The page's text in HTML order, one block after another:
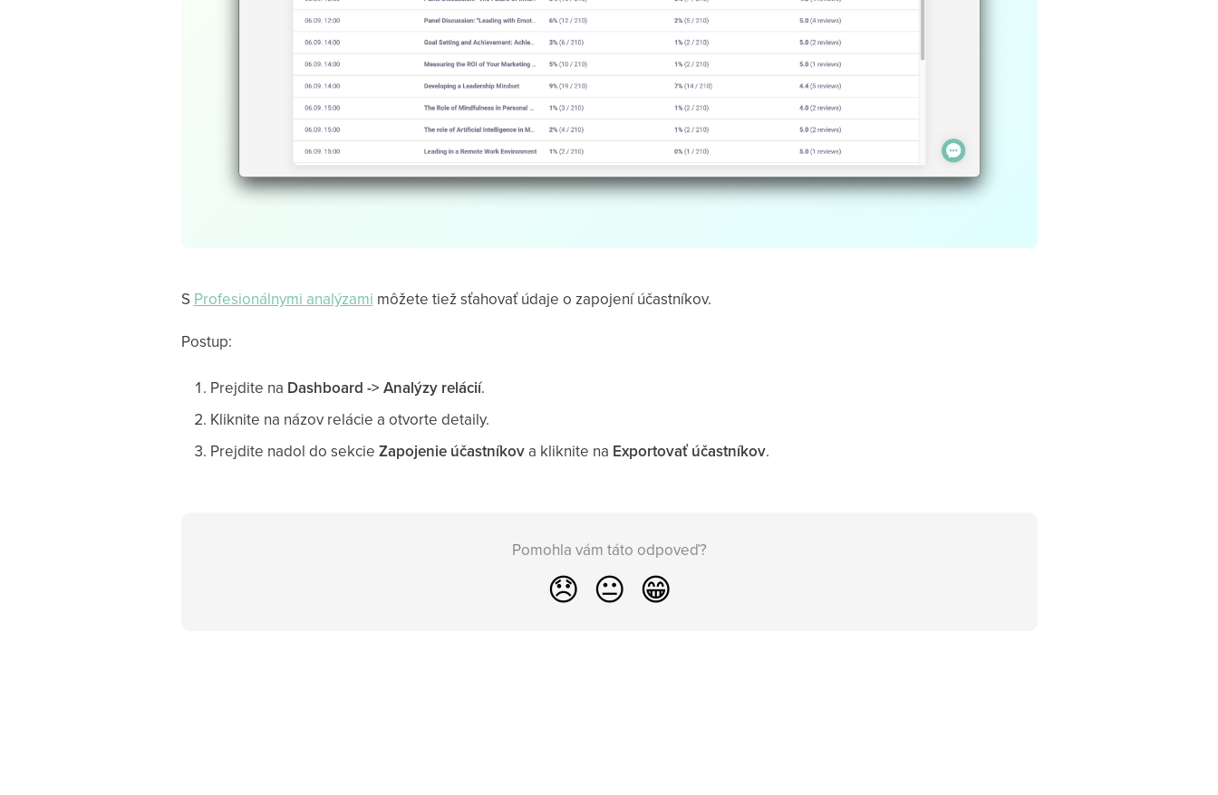
S Profesionálnymi analýzami môžete tiež sťahovať údaje o zapojení účastníkov.
Postup:
Prejdite na Dashboard -> Analýzy relácií.
Kliknite na názov relácie a otvorte detaily.
Prejdite nadol do sekcie Zapojenie účastníkova kliknite na Exportovať účastníkov.
Pomohla vám táto odpoveď?
😞 😐 😁